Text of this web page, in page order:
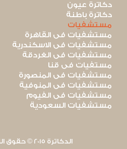
دكاترة عيون
دكاترة باطنة
مستشفيات
مستشفيات فى القاهرة
مستشفيات فى الاسكندرية
مستشفيات فى الغردقة
مستفيات فى قنا
مستشفيات فى المنصورة
مستشفيات فى المنوفية
مستشفيات فى الفيوم
مستشفيات السعودية
الدكاترة 2015 © حقوق النشر محفوظة